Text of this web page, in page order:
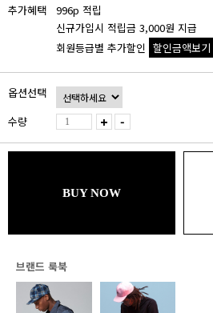
추가혜택
996p 적립
신규가입시 적립금 3,000원 지급
회원등급별 추가할인 할인금액보기
회원등급 할인가
비회원
49,800원
블루
브론즈
실버
골드
48,804원 (추가할인 2% / 추가적립
옵션선택
수량
+ -
BUY NOW
브랜드 룩북